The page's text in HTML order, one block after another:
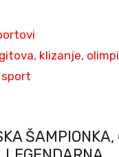
, klizanje,
sport
ŠAMPIONKA,